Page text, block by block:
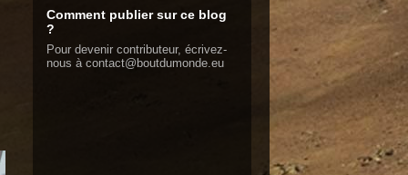
Comment publier sur ce blog
?
Pour devenir contributeur, écrivez-
nous à contact@boutdumonde.eu